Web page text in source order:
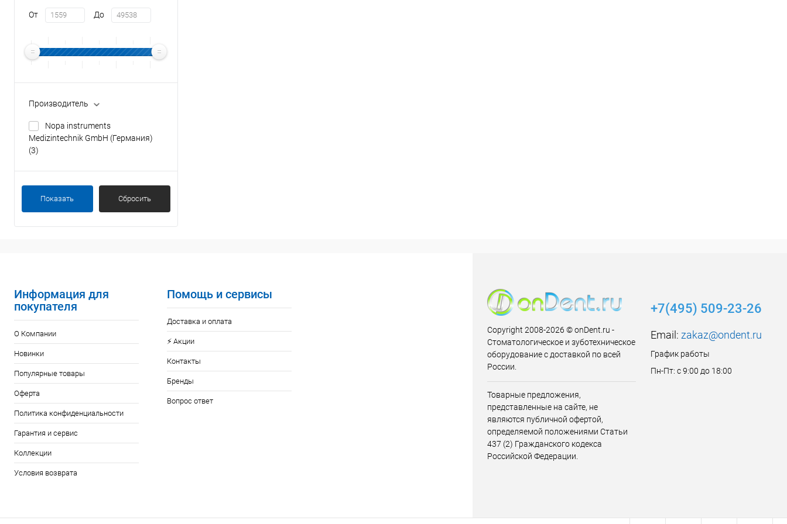
От До
Производитель
Nopa instruments
Medizintechnik GmbH (Германия)
(3)
Показать Сбросить
Информация для
покупателя
О Компании
Новинки
Популярные товары
Оферта
Политика конфиденциальности
Гарантия и сервис
Коллекции
Условия возврата
Помощь и сервисы
Доставка и оплата
⚡️ Акции
Контакты
Бренды
Вопрос ответ
Copyright 2008-2026 © onDent.ru -
Стоматологическое и зуботехническое
оборудование с доставкой по всей
России.
Товарные предложения,
представленные на сайте, не
являются публичной офертой,
определяемой положениями Статьи
437 (2) Гражданского кодекса
Российской Федерации.
+7(495) 509-23-26
Email: zakaz@ondent.ru
График работы
Пн-Пт: с 9:00 до 18:00